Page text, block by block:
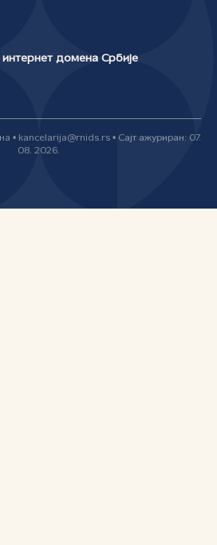
домена Србије
• kancelarija@rnids.rs • Сајт ажуриран: 07.
08. 2026.